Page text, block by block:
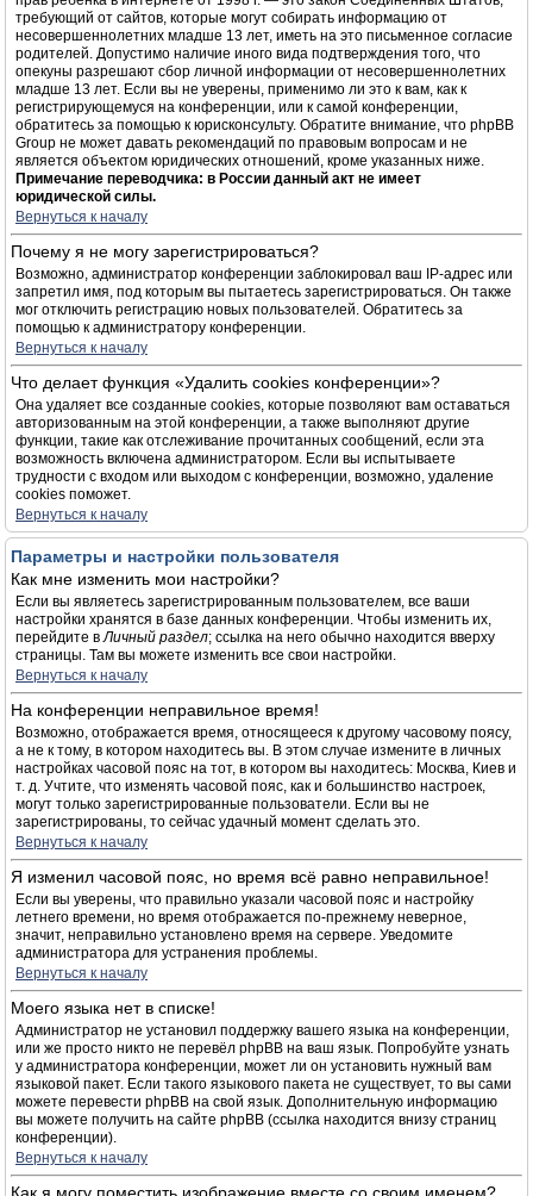
требующий от сайтов, которые могут собирать информацию от
несовершеннолетних младше 13 лет, иметь на это письменное согласие
родителей. Допустимо наличие иного вида подтверждения того, что
опекуны разрешают сбор личной информации от несовершеннолетних
младше 13 лет. Если вы не уверены, применимо ли это к вам, как к
регистрирующемуся на конференции, или к самой конференции,
обратитесь за помощью к юрисконсульту. Обратите внимание, что phpBB
Group не может давать рекомендаций по правовым вопросам и не
является объектом юридических отношений, кроме указанных ниже.
Примечание переводчика: в России данный акт не имеет
юридической силы.
Вернуться к началу
Почему я не могу зарегистрироваться?
Возможно, администратор конференции заблокировал ваш IP-адрес или
запретил имя, под которым вы пытаетесь зарегистрироваться. Он также
мог отключить регистрацию новых пользователей. Обратитесь за
помощью к администратору конференции.
Вернуться к началу
Что делает функция «Удалить cookies конференции»?
Она удаляет все созданные cookies, которые позволяют вам оставаться
авторизованным на этой конференции, а также выполняют другие
функции, такие как отслеживание прочитанных сообщений, если эта
возможность включена администратором. Если вы испытываете
трудности с входом или выходом с конференции, возможно, удаление
cookies поможет.
Вернуться к началу
Параметры и настройки пользователя
Как мне изменить мои настройки?
Если вы являетесь зарегистрированным пользователем, все ваши
настройки хранятся в базе данных конференции. Чтобы изменить их,
перейдите вЛичный раздел; ссылка на него обычно находится вверху
страницы. Там вы можете изменить все свои настройки.
Вернуться к началу
На конференции неправильное время!
Возможно, отображается время, относящееся к другому часовому поясу,
а не к тому, в котором находитесь вы. В этом случае измените в личных
настройках часовой пояс на тот, в котором вы находитесь: Москва, Киев и
т. д. Учтите, что изменять часовой пояс, как и большинство настроек,
могут только зарегистрированные пользователи. Если вы не
зарегистрированы, то сейчас удачный момент сделать это.
Вернуться к началу
Я изменил часовой пояс, но время всё равно неправильное!
Если вы уверены, что правильно указали часовой пояс и настройку
летнего времени, но время отображается по-прежнему неверное,
значит, неправильно установлено время на сервере. Уведомите
администратора для устранения проблемы.
Вернуться к началу
Моего языка нет в списке!
Администратор не установил поддержку вашего языка на конференции,
или же просто никто не перевёл phpBB на ваш язык. Попробуйте узнать
у администратора конференции, может ли он установить нужный вам
языковой пакет. Если такого языкового пакета не существует, то вы сами
можете перевести phpBB на свой язык. Дополнительную информацию
вы можете получить на сайте phpBB (ссылка находится внизу страниц
конференции).
Вернуться к началу